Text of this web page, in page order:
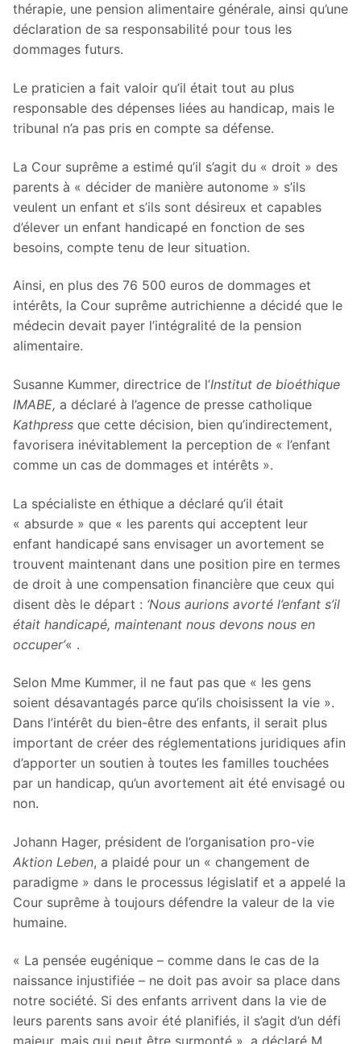
thérapie, une pension alimentaire générale, ainsi qu’une
déclaration de sa responsabilité pour tous les
dommages futurs.
Le praticien a fait valoir qu’il était tout au plus
responsable des dépenses liées au handicap, mais le
tribunal n’a pas pris en compte sa défense.
La Cour suprême a estimé qu’il s’agit du « droit » des
parents à « décider de manière autonome » s’ils
veulent un enfant et s’ils sont désireux et capables
d’élever un enfant handicapé en fonction de ses
besoins, compte tenu de leur situation.
Ainsi, en plus des 76 500 euros de dommages et
intérêts, la Cour suprême autrichienne a décidé que le
médecin devait payer l’intégralité de la pension
alimentaire.
Susanne Kummer, directrice de l’Institut de bioéthique
IMABE, a déclaré à l’agence de presse catholique
Kathpress que cette décision, bien qu’indirectement,
favorisera inévitablement la perception de « l’enfant
comme un cas de dommages et intérêts ».
La spécialiste en éthique a déclaré qu’il était
« absurde » que « les parents qui acceptent leur
enfant handicapé sans envisager un avortement se
trouvent maintenant dans une position pire en termes
de droit à une compensation financière que ceux qui
disent dès le départ : ‘Nous aurions avorté l’enfant s’il
était handicapé, maintenant nous devons nous en
occuper’« .
Selon Mme Kummer, il ne faut pas que « les gens
soient désavantagés parce qu’ils choisissent la vie ».
Dans l’intérêt du bien-être des enfants, il serait plus
important de créer des réglementations juridiques afin
d’apporter un soutien à toutes les familles touchées
par un handicap, qu’un avortement ait été envisagé ou
non.
Johann Hager, président de l’organisation pro-vie
Aktion Leben, a plaidé pour un « changement de
paradigme » dans le processus législatif et a appelé la
Cour suprême à toujours défendre la valeur de la vie
humaine.
« La pensée eugénique – comme dans le cas de la
naissance injustifiée – ne doit pas avoir sa place dans
notre société. Si des enfants arrivent dans la vie de
leurs parents sans avoir été planifiés, il s’agit d’un défi